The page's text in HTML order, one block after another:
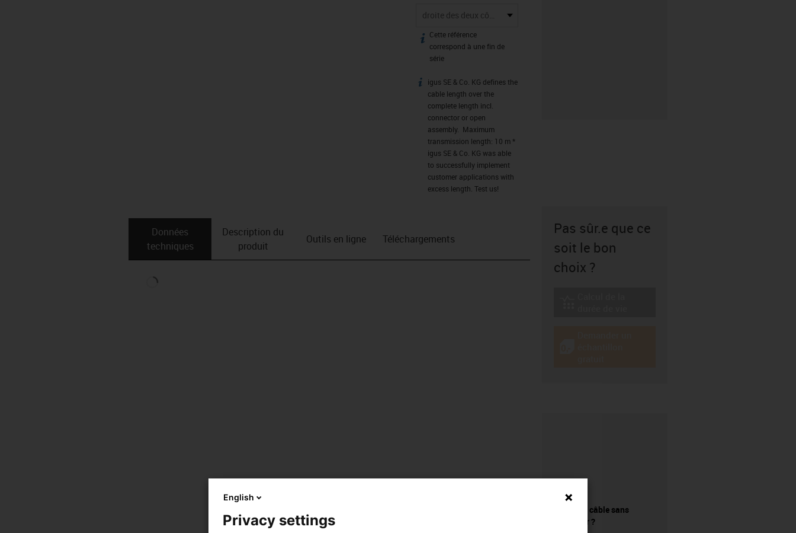
droite des deux côtés
igus-icon-info
Cette référence
correspond à une fin de
série
igus-icon-info
igus SE & Co. KG defines the
cable length over the
complete length incl.
connector or open
assembly. Maximum
transmission length: 10 m *
igus SE & Co. KG was able
to successfully implement
customer applications with
excess length. Test us!
Données
techniques
Description du
produit
Outils en ligne Téléchargements
Pas sûr.e que ce
soit le bon
choix ?
Acheter un câble sans
connecteur ?
English
Privacy settings